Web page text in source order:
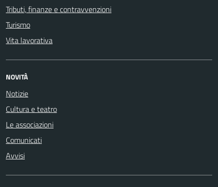
Tributi, finanze e contravvenzioni
Turismo
Vita lavorativa
NOVITÀ
Notizie
Cultura e teatro
Le associazioni
Comunicati
Avvisi